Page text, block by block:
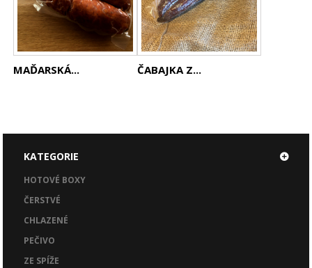
MAĎARSKÁ... ČABAJKA Z...
KATEGORIE
HOTOVÉ BOXY
ČERSTVÉ
CHLAZENÉ
PEČIVO
ZE SPÍŽE